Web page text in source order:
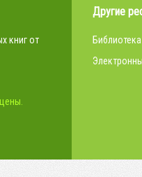
книг от
Другие